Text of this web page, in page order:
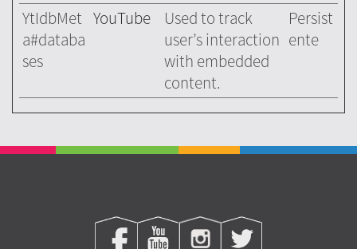
YtIdbMet
a#databa
ses
YouTube
Used to track
user’s interaction
with embedded
content.
Persist
ente